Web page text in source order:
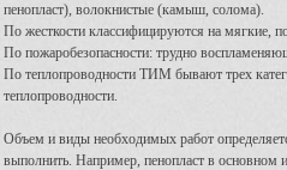
пенопласт), волокнистые (камыш, солома).
По жесткости классифицируются на мягкие,
По пожаробезопасности: трудно
По теплопроводности ТИМ бывают трех
теплопроводности.
Объем и виды необходимых работ
выполнить. Например, пенопласт в основном